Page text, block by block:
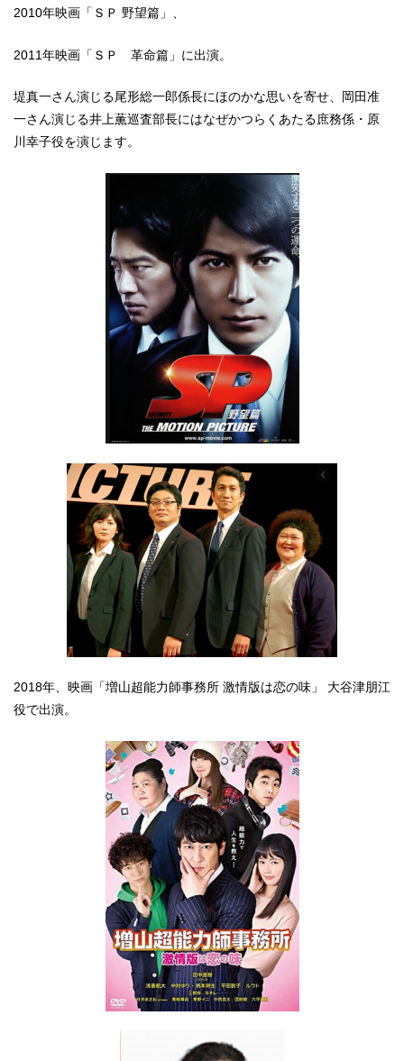
2010年映画「ＳＰ 野望篇」、
2011年映画「ＳＰ 革命篇」に出演。
堤真一さん演じる尾形総一郎係長にほのかな思いを寄せ、岡田准
一さん演じる井上薫巡査部長にはなぜかつらくあたる庶務係・原
川幸子役を演じます。
2018年、映画「増山超能力師事務所 激情版は恋の味」 大谷津朋江
役で出演。